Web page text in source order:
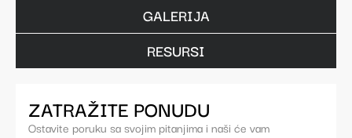
GALERIJA
RESURSI
ZATRAŽITE PONUDU
Ostavite poruku sa svojim pitanjima i naši će vam